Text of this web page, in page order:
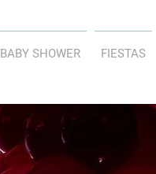
BABY SHOWER FIESTAS